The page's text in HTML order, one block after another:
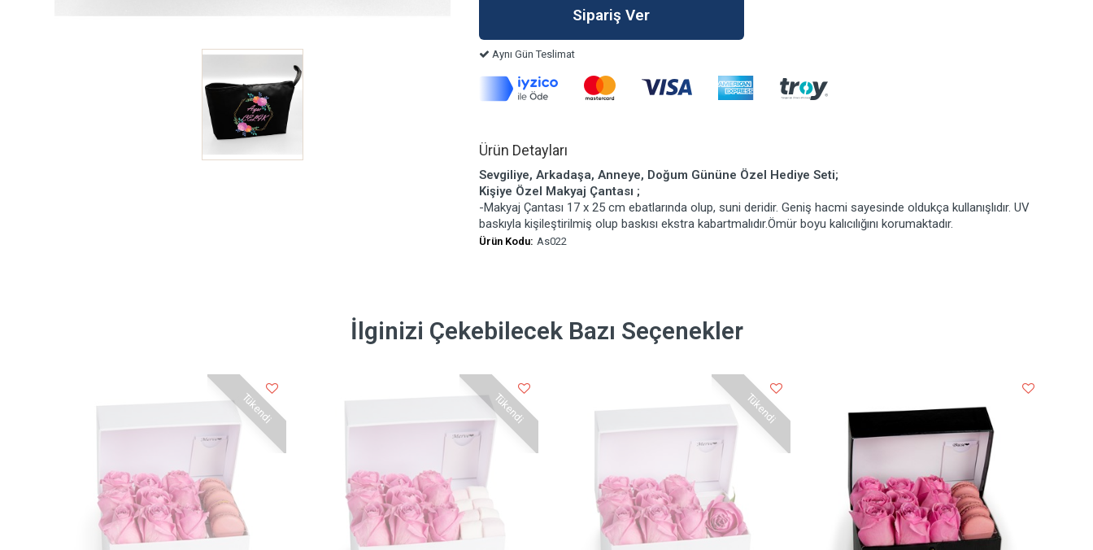
Aynı Gün Teslimat
Ürün Detayları
Sevgiliye, Arkadaşa, Anneye, Doğum Gününe Özel Hediye Seti;
Kişiye Özel Makyaj Çantası ;
-Makyaj Çantası 17 x 25 cm ebatlarında olup, suni deridir. Geniş hacmi sayesinde oldukça kullanışlıdır. UV
baskıyla kişileştirilmiş olup baskısı ekstra kabartmalıdır.Ömür boyu kalıcılığını korumaktadır.
Ürün Kodu: As022
İlginizi Çekebilecek Bazı Seçenekler
Tükendi Tükendi Tükendi